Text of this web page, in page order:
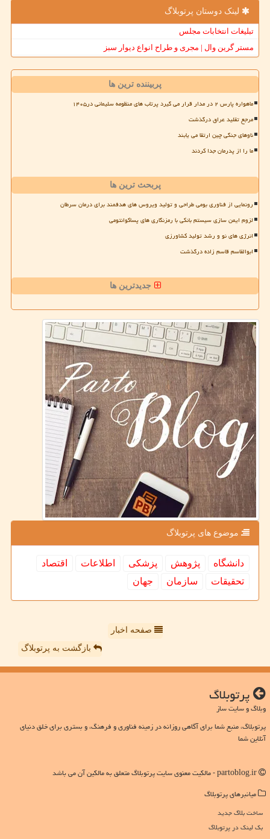
لینک دوستان پرتوبلاگ
تبلیغات انتخابات مجلس
مستر گرین وال | مجری و طراح انواع دیوار سبز
پربیننده ترین ها
ماهواره پارس ۲ در مدار قرار می گیرد پرتاب های منظومه سلیمانی در۱۴۰۵
مرجع تقلید عراق درگذشت
ناوهای جنگی چین ارتقا می یابند
ما را از پدرمان جدا کردند
پربحث ترین ها
رونمایی از فناوری بومی طراحی و تولید ویروس های هدفمند برای درمان سرطان
لزوم ایمن سازی سیستم بانکی با رمزنگاری های پساکوانتومی
انرژی های نو و رشد تولید کشاورزی
ابوالقاسم قاسم زاده درگذشت
جدیدترین ها
موضوع های پرتوبلاگ
دانشگاه پژوهش پزشكی اطلاعات
اقتصاد
تحقیقات
سازمان جهان
صفحه اخبار
بازگشت به پرتوبلاگ
پرتوبلاگ
وبلاگ و سایت ساز
پرتوبلاگ، منبع شما برای آگاهی روزانه در زمینه فناوری و فرهنگ، و بستری برای خلق دنیای
آنلاین شما
میانبرهای پرتوبلاگ
ساخت بلاگ جدید
بک لینک در پرتوبلاگ